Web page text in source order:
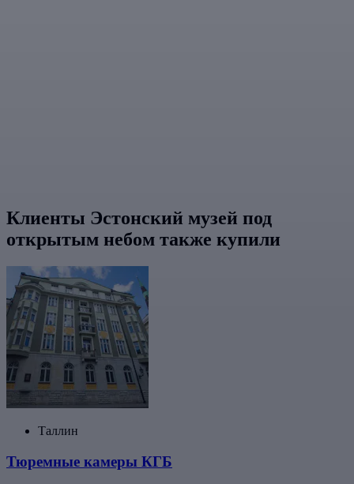
Клиенты Эстонский музей под
открытым небом также купили
Таллин
Тюремные камеры КГБ